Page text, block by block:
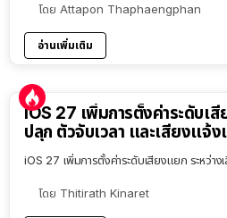
โดย Attapon Thaphaengphan
อ่านเพิ่มเติม
iOS 27 เพิ่มการตั้งค่าระดับเ
ปลุก ตัวจับเวลา และเสียงแจ้ง
iOS 27 เพิ่มการตั้งค่าระดับเสียงแยก ระหว่าง
โดย Thitirath Kinaret